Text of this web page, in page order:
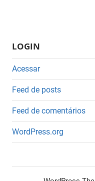
LOGIN
Acessar
Feed de posts
Feed de comentários
WordPress.org